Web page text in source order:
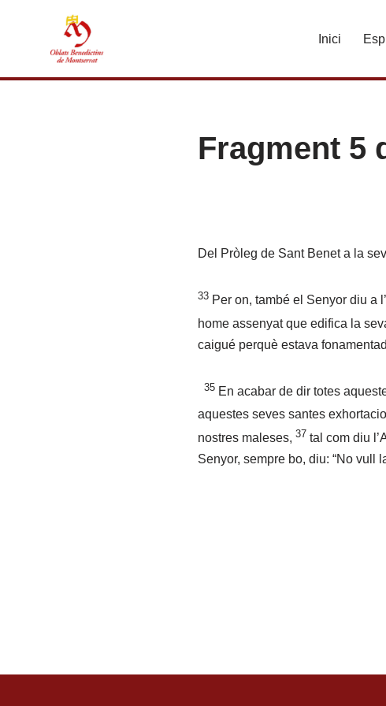
Inici
Fragment 5
Del Pròleg de Sant Benet a la
33Per on, també el Senyor diu a
home assenyat que edifica la
caigué perquè estava
35En acabar de dir totes
aquestes seves santes
nostres maleses, 37 tal com diu
Senyor, sempre bo, diu: “No vull